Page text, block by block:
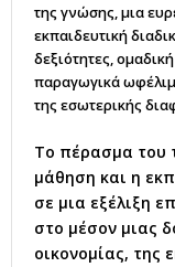
της γνώσης,μια
εκπαιδευτική
δεξιότητες,
παραγωγικά
της εσωτερικής
Το πέρασμα του
μάθηση και η
σε μια εξέλιξη
στο μέσον μιας
οικονομίας, της